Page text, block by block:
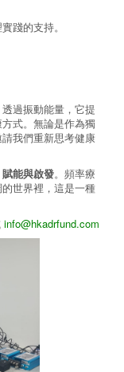
踐的支持。
過振動能量，它提
式。無論是作為獨
我們重新思考健康
能與啟發。頻率療
世界裡，這是一種
info@hkadrfund.com